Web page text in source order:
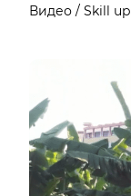
Видео / Skill up